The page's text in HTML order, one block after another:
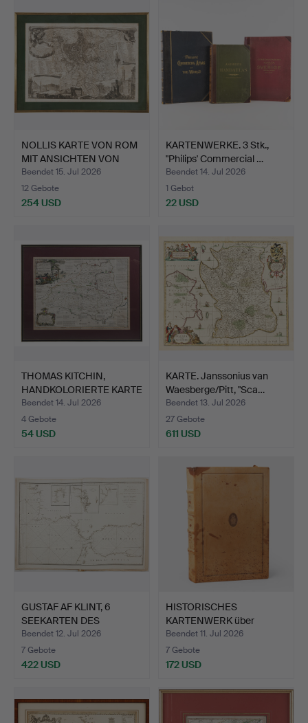
NOLLIS KARTE VON ROM
MIT ANSICHTEN VON
PIR…
Beendet 15. Jul 2026
12 Gebote
254 USD
KARTENWERKE. 3 Stk.,
"Philips' Commercial …
Beendet 14. Jul 2026
1 Gebot
22 USD
THOMAS KITCHIN,
HANDKOLORIERTE KARTE
DER C…
Beendet 14. Jul 2026
4 Gebote
54 USD
KARTE. Janssonius van
Waesberge/Pitt, "Sca…
Beendet 13. Jul 2026
27 Gebote
611 USD
GUSTAF AF KLINT, 6
SEEKARTEN DES
ÄRMELKANA…
Beendet 12. Jul 2026
7 Gebote
422 USD
HISTORISCHES
KARTENWERK über
GÖTEBORG, für…
Beendet 11. Jul 2026
7 Gebote
172 USD